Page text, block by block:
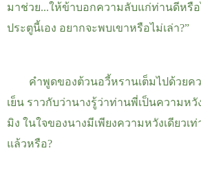
มาช่วย...ให้ข้าบอกความลับแก่ท่านดีหรื
ประตูนี้เอง อยากจะพบเขาหรือไม่เล่า?”
คำพูดของต้วนอวี้หรานเต็มไปด้วยค
เย็น ราวกับว่านางรู้ว่าท่านพี่เป็นความหวั
มิง ในใจของนางมีเพียงความหวังเดียวเ
แล้วหรือ?